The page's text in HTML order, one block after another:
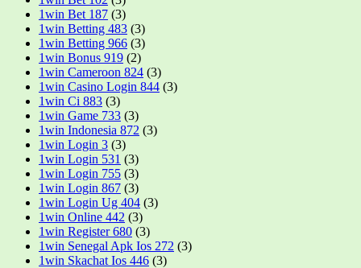
1win Bet 187 (3)
1win Betting 483 (3)
1win Betting 966 (3)
1win Bonus 919 (2)
1win Cameroon 824 (3)
1win Casino Login 844 (3)
1win Ci 883 (3)
1win Game 733 (3)
1win Indonesia 872 (3)
1win Login 3 (3)
1win Login 531 (3)
1win Login 755 (3)
1win Login 867 (3)
1win Login Ug 404 (3)
1win Online 442 (3)
1win Register 680 (3)
1win Senegal Apk Ios 272 (3)
1win Skachat Ios 446 (3)